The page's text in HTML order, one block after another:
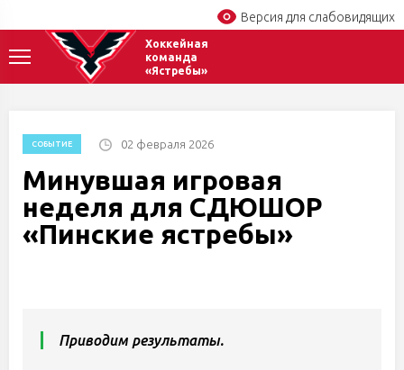
Версия для слабовидящих
Хоккейная
команда
«Ястребы»
СОБЫТИЕ 02 февраля 2026
Минувшая игровая
неделя для СДЮШОР
«Пинские ястребы»
Приводим результаты.